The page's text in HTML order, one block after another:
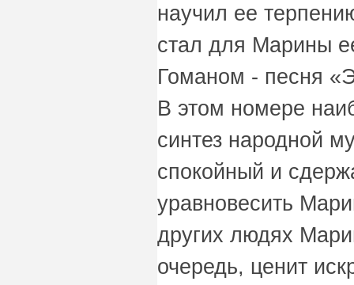
научил ее
стал для Марины
Гоманом - песня
В этом номере
синтез народной
спокойный и
уравновесить
других людях
очередь, ценит